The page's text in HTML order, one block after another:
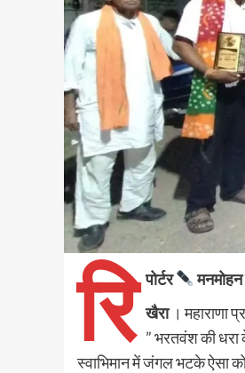
रि पोर्टर
खैरा। महाराणा
” भरतवंश की धरा
स्वाभिमान में जंगल भटके ऐसा